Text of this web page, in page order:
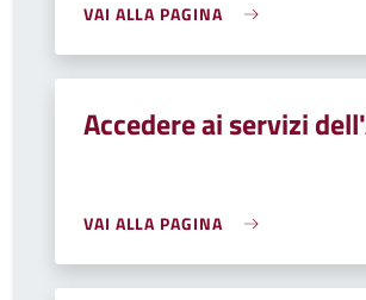
VAI ALLA PAGINA
Accedere ai servizi
VAI ALLA PAGINA